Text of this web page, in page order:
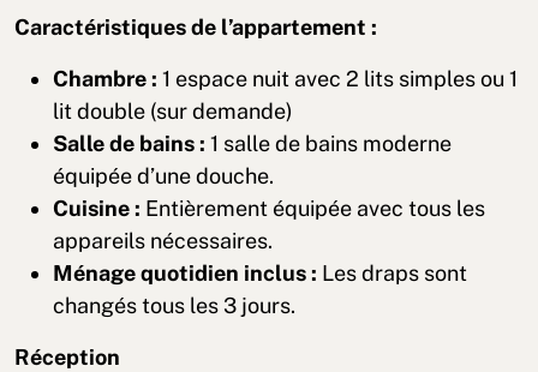
Caractéristiques de l’appartement :
Chambre : 1 espace nuit avec 2 lits simples ou 1
lit double (sur demande)
Salle de bains : 1 salle de bains moderne
équipée d’une douche.
Cuisine : Entièrement équipée avec tous les
appareils nécessaires.
Ménage quotidien inclus : Les draps sont
changés tous les 3 jours.
Réception